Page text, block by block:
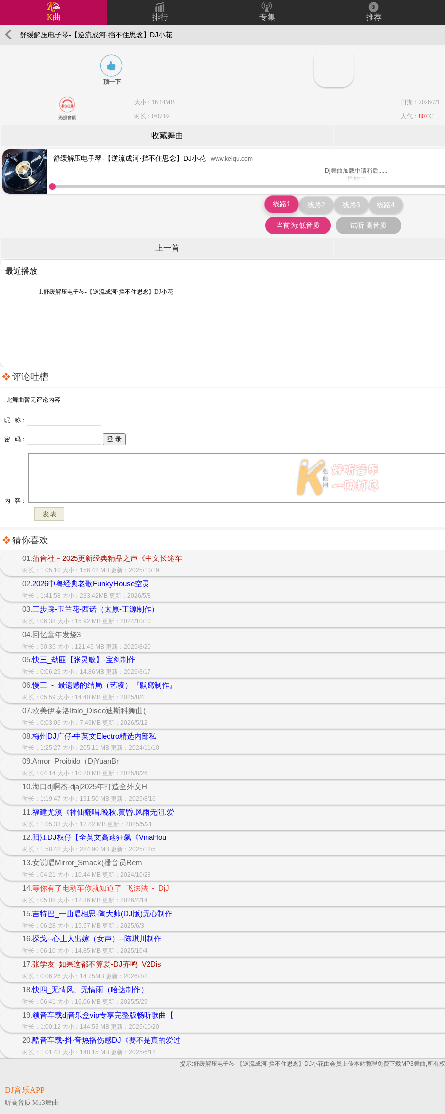
K曲 排行 专集 推荐
舒缓解压电子琴-【逆流成河·挡不住思念】DJ小花
大小：16.14MB
日期：2026/7/1
时长：0:07:02
人气： 807℃
收藏舞曲
舒缓解压电子琴-【逆流成河·挡不住思念】DJ小花 - www.keiqu.com
Dj舞曲加载中请稍后......
播放中
www.keiqu.com
线路1 线路2 线路3 线路4
当前为:低音质 试听 高音质
上一首
最近播放
1.舒缓解压电子琴-【逆流成河·挡不住思念】DJ小花
评论吐槽
猜你喜欢
01.蒲音社﹣2025更新经典精品之声《中文长途车
时长：1:05:10 大小：156.42 MB 更新：2025/10/19
02.2026中粤经典老歌FunkyHouse空灵
时长：1:41:58 大小：233.42MB 更新：2026/5/8
03.三步踩-玉兰花-西诺（太原-王源制作）
时长：06:38 大小：15.92 MB 更新：2024/10/10
04.回忆童年发烧3
时长：50:35 大小：121.45 MB 更新：2025/8/20
05.快三_劫匪【张灵敏】-宝剑制作
时长：0:06:29 大小：14.86MB 更新：2026/3/17
06.慢三_-_最遗憾的结局（艺凌）『默寫制作』
时长：05:59 大小：14.40 MB 更新：2025/8/4
07.欧美伊泰洛Italo_Disco迪斯科舞曲(
时长：0:03:06 大小：7.49MB 更新：2026/5/12
08.梅州DJ广仔-中英文Electro精选内部私
时长：1:25:27 大小：205.11 MB 更新：2024/11/10
09.Amor_Proibido（DjYuanBr
时长：04:14 大小：10.20 MB 更新：2025/8/26
10.海口dj啊杰-djaj2025年打造全外文H
时长：1:19:47 大小：191.50 MB 更新：2025/8/16
11.福建尤溪《神仙翻唱.晚秋.黄昏.风雨无阻.爱
时长：1:05:33 大小：12.82 MB 更新：2025/5/21
12.阳江DJ权仔【全英文高速狂飙《VinaHou
时长：1:58:42 大小：284.90 MB 更新：2025/12/5
13.女说唱Mirror_Smack(播音员Rem
时长：04:21 大小：10.44 MB 更新：2024/10/28
14.等你有了电动车你就知道了_飞法法_-_DjJ
时长：05:08 大小：12.36 MB 更新：2026/4/14
15.吉特巴_一曲唱相思-陶大帅(DJ版)无心制作
时长：06:28 大小：15.57 MB 更新：2025/6/3
16.探戈--心上人出嫁（女声）--陈琪川制作
时长：06:10 大小：14.85 MB 更新：2025/10/4
17.张学友_如果这都不算爱-DJ齐鸣_V2Dis
时长：0:06:26 大小：14.75MB 更新：2026/3/2
18.快四_无情风、无情雨（哈达制作）
时长：06:41 大小：16.06 MB 更新：2025/5/29
19.领音车载dj音乐盒vip专享完整版畅听歌曲【
时长：1:00:12 大小：144.53 MB 更新：2025/10/20
20.酷音车载-抖·音热播伤感DJ《要不是真的爱过
时长：1:01:43 大小：148.15 MB 更新：2025/6/12
提示:舒缓解压电子琴-【逆流成河·挡不住思念】DJ小花由会员上传本站整理免费下载MP3舞曲,所有
DJ音乐APP
听高音质 Mp3舞曲